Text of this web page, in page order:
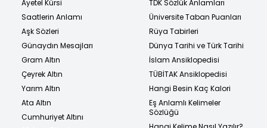
Ayetel Kürsi
Saatlerin Anlamı
Aşk Sözleri
Günaydın Mesajları
Gram Altın
Çeyrek Altın
Yarım Altın
Ata Altın
Cumhuriyet Altını
TDK Sözlük Anlamları
Üniversite Taban Puanları
Rüya Tabirleri
Dünya Tarihi ve Türk Tarihi
İslam Ansiklopedisi
TÜBİTAK Ansiklopedisi
Hangi Besin Kaç Kalori
Eş Anlamlı Kelimeler
Sözlüğü